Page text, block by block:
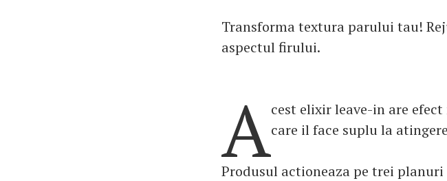
Transforma textura parului tau!
aspectul firului.
Acest elixir leave-in are
care il face suplu la
Produsul actioneaza pe trei